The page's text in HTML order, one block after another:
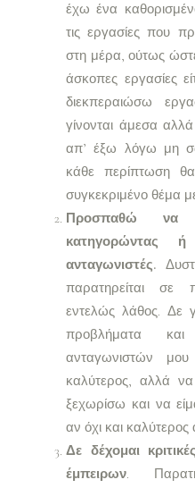
έχω ένα
τις εργασίες που
στη μέρα, ούτως
άσκοπες εργασίες
διεκπεραιώσω
γίνονται άμεσα
απ’ έξω λόγω μη
κάθε περίπτωση
συγκεκριμένο θέμα
Προσπαθώ να
κατηγορώντας
ανταγωνιστές.
παρατηρείται σε
εντελώς λάθος. Δε
προβλήματα
ανταγωνιστών
καλύτερος, αλλά
ξεχωρίσω και να
αν όχι και
Δε δέχομαι
έμπειρων.